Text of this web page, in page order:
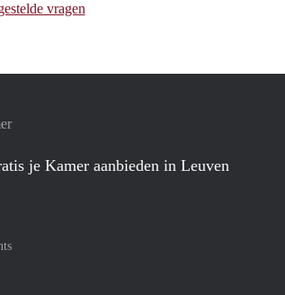
vragen
je Kamer aanbieden in Leuven
Meastro